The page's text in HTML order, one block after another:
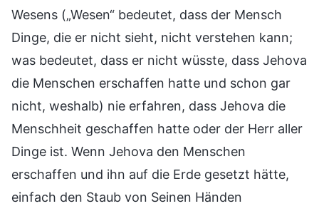
Wesens („Wesen“ bedeutet, dass der Mensch
Dinge, die er nicht sieht, nicht verstehen kann;
was bedeutet, dass er nicht wüsste, dass Jehova
die Menschen erschaffen hatte und schon gar
nicht, weshalb) nie erfahren, dass Jehova die
Menschheit geschaffen hatte oder der Herr aller
Dinge ist. Wenn Jehova den Menschen
erschaffen und ihn auf die Erde gesetzt hätte,
einfach den Staub von Seinen Händen